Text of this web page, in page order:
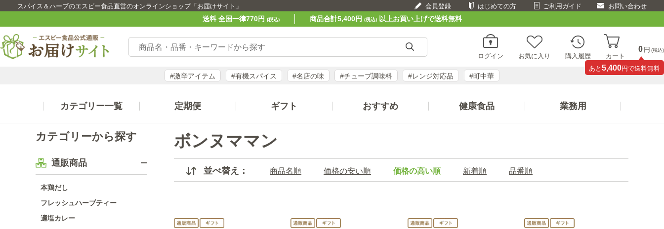
スパイス＆ハーブのエスビー食品直営のオンラインショップ「お届けサイト」 会員登録 はじめての方 ご利用ガイド お問い合わせ
送料 全国一律770円 (税込) 商品合計5,400円 (税込)以上お買い上げで送料無料
ログイン お気に入り 購入履歴 カート
0 円 (税込)
あと 5,400円で送料無料
#激辛アイテム #有機スパイス #名店の味 #チューブ調味料 #レンジ対応品 #町中華
カテゴリー一覧 定期便 ギフト おすすめ 健康食品 業務用
カテゴリーから探す
通販商品
本鶏だし
フレッシュハーブティー
適塩カレー
ボンヌママン
並べ替え： 商品名順 価格の安い順 価格の高い順 新着順 品番順